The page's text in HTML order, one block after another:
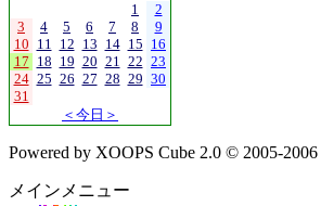
1
2
3
4 5 6 7 8
9
10 11 12 13 14 15 16
17 18 19 20 21 22 23
24 25 26 27 28 29 30
31
＜今日＞
Powered by XOOPS Cube 2.0 © 2005-2006
メインメニュー